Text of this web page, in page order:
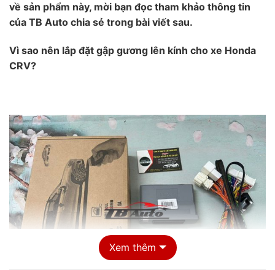
về sản phẩm này, mời bạn đọc tham khảo thông tin
của TB Auto chia sẻ trong bài viết sau.
Vì sao nên lắp đặt gập gương lên kính cho xe Honda
CRV?
Xem thêm